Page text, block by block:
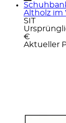
Altholz im
SIT
€
Aktueller